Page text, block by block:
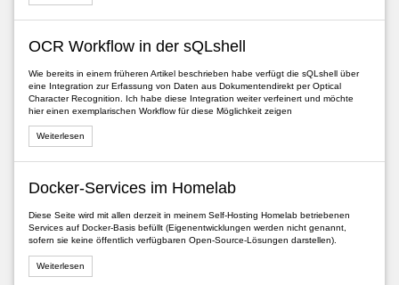
OCR Workflow in der sQLshell
Wie bereits in einem früheren Artikel beschrieben habe verfügt die sQLshell über
eine Integration zur Erfassung von Daten aus Dokumentendirekt per Optical
Character Recognition. Ich habe diese Integration weiter verfeinert und möchte
hier einen exemplarischen Workflow für diese Möglichkeit zeigen
Weiterlesen
Docker-Services im Homelab
Diese Seite wird mit allen derzeit in meinem Self-Hosting Homelab betriebenen
Services auf Docker-Basis befüllt (Eigenentwicklungen werden nicht genannt,
sofern sie keine öffentlich verfügbaren Open-Source-Lösungen darstellen).
Weiterlesen